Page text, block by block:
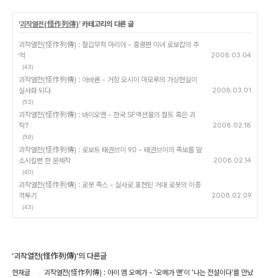
'괴작열전(怪作列傳)' 카테고리의 다른 글
괴작열전(怪作列傳) : 철갑무적 마리아 - 홍콩판 미녀 로보캅의 추
억
(43)
2008.03.04
괴작열전(怪作列傳) : 아바론 - 거장 오시이 마모루의 가상현실이
실사화 되다
(53)
2008.03.01
괴작열전(怪作列傳) : 바이오맨 - 한국 SF액션물의 컬트 혹은 괴
작?
(59)
2008.02.18
괴작열전(怪作列傳) : 로보트 태권브이 90 - 태권브이의 족보를 말
소시킬뻔 한 문제작
(40)
2008.02.14
괴작열전(怪作列傳) : 로봇 족스 - 실사로 표현된 거대 로봇의 이종
격투기
(43)
2008.02.09
'괴작열전(怪作列傳)'의 다른글
현재글
괴작열전(怪作列傳) : 아이 엠 오메가 - '오메가 맨'이 '나는 전설이다'를 만났